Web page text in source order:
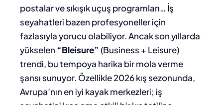
postalar ve sıkışık uçuş programları… İş
seyahatleri bazen profesyoneller için
fazlasıyla yorucu olabiliyor. Ancak son yıllarda
yükselen “Bleisure” (Business + Leisure)
trendi, bu tempoya harika bir mola verme
şansı sunuyor. Özellikle 2026 kış sezonunda,
Avrupa’nın en iyi kayak merkezleri; iş